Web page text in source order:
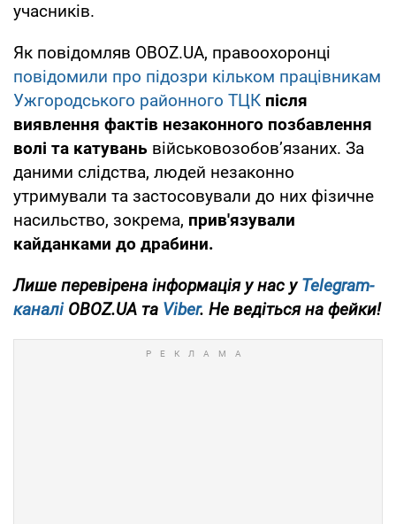
учасників.
Як повідомляв OBOZ.UA, правоохоронці
повідомили про підозри кільком працівникам
Ужгородського районного ТЦК після
виявлення фактів незаконного позбавлення
волі та катувань військовозобов’язаних. За
даними слідства, людей незаконно
утримували та застосовували до них фізичне
насильство, зокрема, прив'язували
кайданками до драбини.
Лише перевірена інформація у нас уTelegram-
каналіOBOZ.UA та Viber. Не ведіться на фейки!